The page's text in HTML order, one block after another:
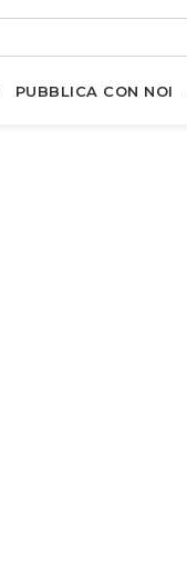
PUBBLICA CON NOI